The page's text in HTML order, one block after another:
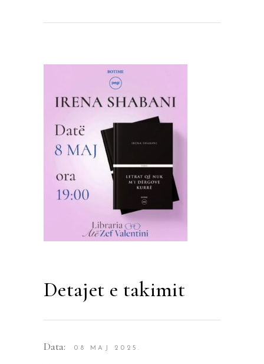
Detajet e takimit
Data: 08 MAJ 2025.